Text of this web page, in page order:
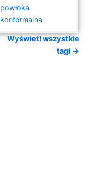
powłoka
konformalna
Wyświetl wszystkie
tagi →